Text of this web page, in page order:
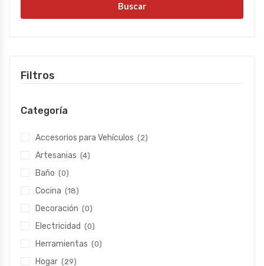
Buscar
Filtros
Categoría
Accesorios para Vehículos (2)
Artesanias (4)
Baño (0)
Cocina (18)
Decoración (0)
Electricidad (0)
Herramientas (0)
Hogar (29)